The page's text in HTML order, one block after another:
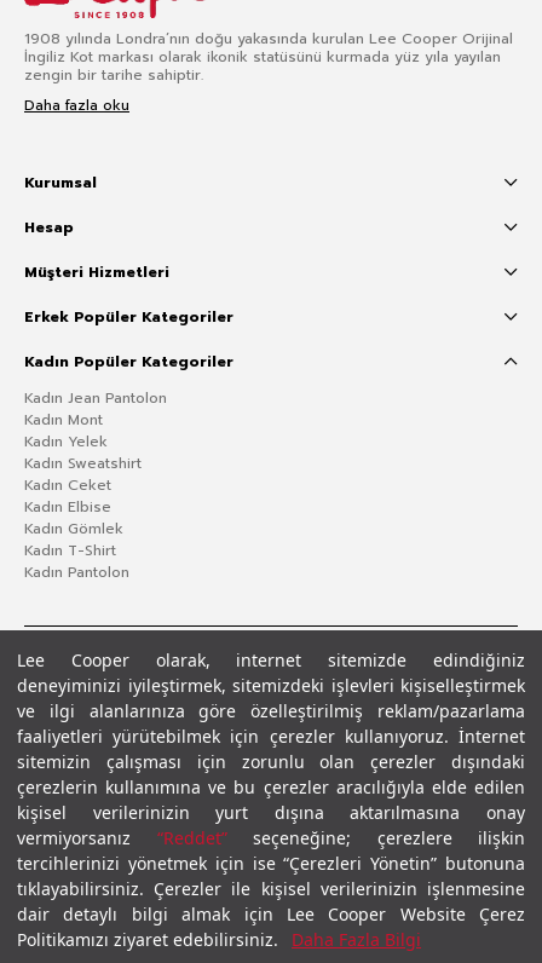
Lee Cooper olarak, internet sitemizde edindiğiniz
deneyiminizi iyileştirmek, sitemizdeki işlevleri kişiselleştirmek
ve ilgi alanlarınıza göre özelleştirilmiş reklam/pazarlama
faaliyetleri yürütebilmek için çerezler kullanıyoruz. İnternet
sitemizin çalışması için zorunlu olan çerezler dışındaki
çerezlerin kullanımına ve bu çerezler aracılığıyla elde edilen
kişisel verilerinizin yurt dışına aktarılmasına onay
vermiyorsanız “Reddet”seçeneğine; çerezlere ilişkin
tercihlerinizi yönetmek için ise “Çerezleri Yönetin” butonuna
tıklayabilirsiniz. Çerezler ile kişisel verilerinizin işlenmesine
dair detaylı bilgi almak için Lee Cooper Website Çerez
Politikamızı ziyaret edebilirsiniz.
Daha Fazla Bilgi
1908 yılında Londra’nın doğu yakasında kurulan Lee Cooper Orijinal
İngiliz Kot markası olarak ikonik statüsünü kurmada yüz yıla yayılan
zengin bir tarihe sahiptir.
Daha fazla oku
Kurumsal
Hesap
Müşteri Hizmetleri
Erkek Popüler Kategoriler
Kadın Popüler Kategoriler
Kadın Jean Pantolon
Kadın Mont
Kadın Yelek
Kadın Sweatshirt
Kadın Ceket
Kadın Elbise
Kadın Gömlek
Kadın T-Shirt
Kadın Pantolon
Gizlilik PolitikasıÇerez Politikası KVKK Aydınlatma MetniŞartlar ve Koşullar
© 2026 Leecooper - Tüm Hakları Saklıdır.